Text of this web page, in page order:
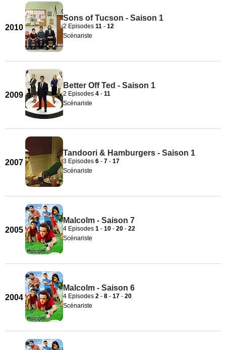
2010
Sons of Tucson - Saison 1
2 Episodes 11 - 12
Scénariste
2009
Better Off Ted - Saison 1
2 Episodes 4 - 11
Scénariste
2007
Tandoori & Hamburgers - Saison 1
3 Episodes 6 - 7 - 17
Scénariste
2005
Malcolm - Saison 7
4 Episodes 1 - 10 - 20 - 22
Scénariste
2004
Malcolm - Saison 6
4 Episodes 2 - 8 - 17 - 20
Scénariste